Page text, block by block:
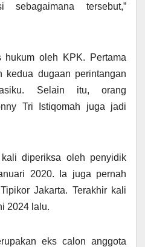
tersebut,”
hukum oleh KPK. Pertama
kedua dugaan perintangan
Selain itu, orang
Tri Istiqomah juga jadi
diperiksa oleh penyidik
2020. Ia juga pernah
Jakarta. Terakhir kali
2024 lalu.
eks calon anggota